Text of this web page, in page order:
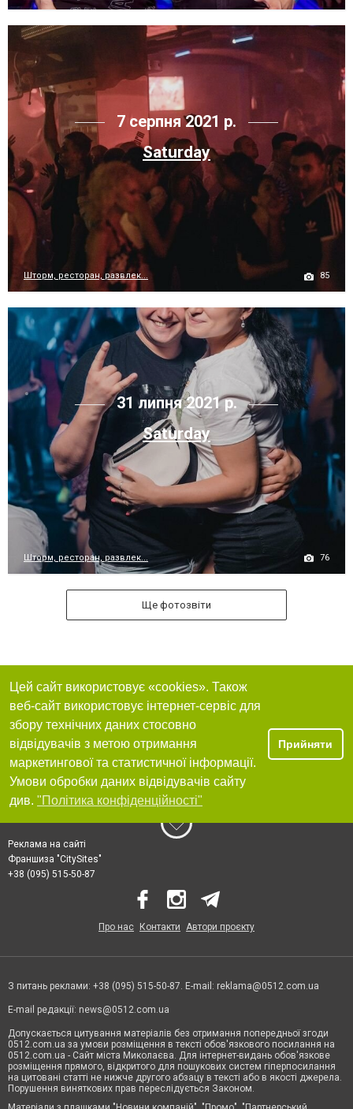
7 серпня 2021 р.
Saturday
Шторм, ресторан, развлек... 85
31 липня 2021 р.
Saturday
Шторм, ресторан, развлек... 76
Ще фотозвіти
Цей сайт використовує «cookies». Також
веб-сайт використовує інтернет-сервіс для
збору технічних даних стосовно
відвідувачів з метою отримання
маркетингової та статистичної інформації.
Умови обробки даних відвідувачів сайту
див. "Політика конфіденційності"
Прийняти
Реклама на сайті
Франшиза "CitySites"
+38 (095) 515-50-87
Про нас Контакти Автори проєкту
З питань реклами: +38 (095) 515-50-87. E-mail: reklama@0512.com.ua
E-mail редакції: news@0512.com.ua
Допускається цитування матеріалів без отримання попередньої згоди
0512.com.ua за умови розміщення в тексті обов'язкового посилання на
0512.com.ua - Сайт міста Миколаєва. Для інтернет-видань обов'язкове
розміщення прямого, відкритого для пошукових систем гіперпосилання
на цитовані статті не нижче другого абзацу в тексті або в якості джерела.
Порушення виняткових прав переслідується Законом.